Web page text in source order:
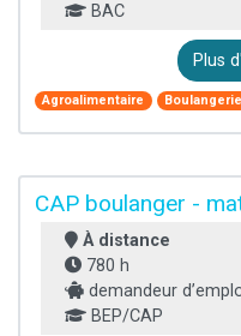
BAC
Plus
Agroalimentaire
CAP boulanger -
À distance
780 h
demandeur
BEP/CAP